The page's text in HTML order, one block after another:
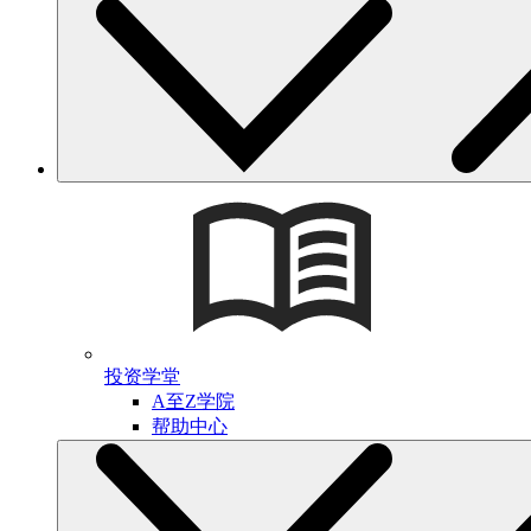
投资学堂
A至Z学院
帮助中心